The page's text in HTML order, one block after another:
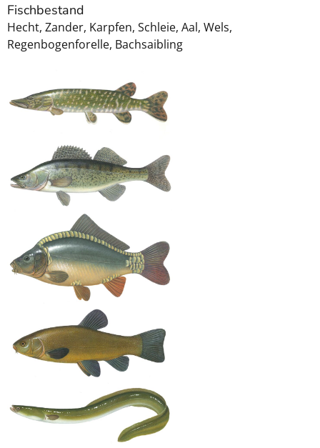
Fischbestand
Hecht, Zander, Karpfen, Schleie, Aal, Wels,
Regenbogenforelle, Bachsaibling